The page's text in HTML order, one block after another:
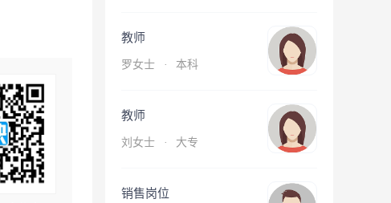
教师
罗女士 · 本科
教师
刘女士 · 大专
销售岗位